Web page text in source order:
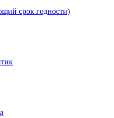
срок годности)